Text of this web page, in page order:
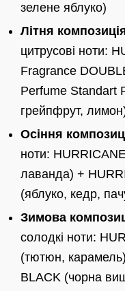
зелене яблуко)
Літня
цитрусові ноти:
Fragrance
Perfume Standart
грейпфрут,
Осіння
ноти:
лаванда) +
(яблуко, кедр,
Зимова
солодкі ноти:
(тютюн,
BLACK (чорна